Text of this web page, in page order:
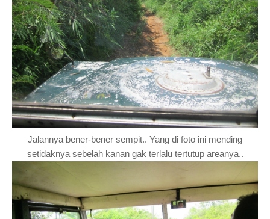
Jalannya bener-bener sempit.. Yang di foto ini mending
setidaknya sebelah kanan gak terlalu tertutup areanya..